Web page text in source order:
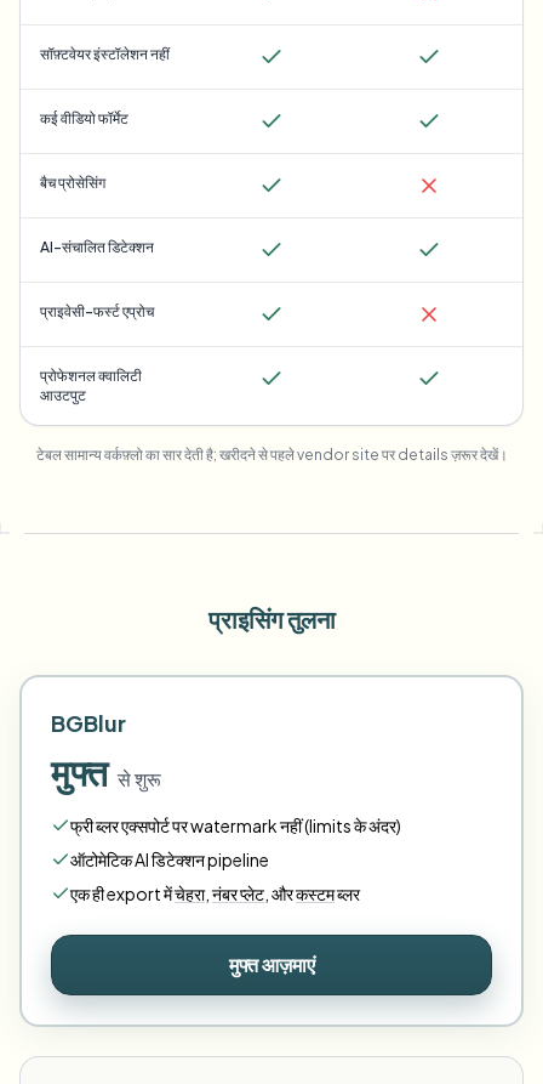
सॉफ़्टवेयर इंस्टॉलेशन नहीं
कई वीडियो फॉर्मेट
बैच प्रोसेसिंग
AI-संचालित डिटेक्शन
प्राइवेसी-फर्स्ट एप्रोच
प्रोफेशनल क्वालिटी
आउटपुट
टेबल सामान्य वर्कफ़्लो का सार देती है; खरीदने से पहले vendor site पर details ज़रूर देखें।
प्राइसिंग तुलना
BGBlur
मुफ्त से शुरू
फ्री ब्लर एक्सपोर्ट पर watermark नहीं (limits के अंदर)
ऑटोमेटिक AI डिटेक्शन pipeline
एक ही export मेंचेहरा, नंबर प्लेट औरकस्टमब्लर
मुफ्त आज़माएं